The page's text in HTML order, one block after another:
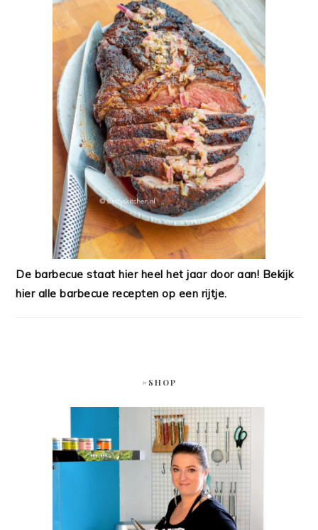
De barbecue staat hier heel het jaar door aan! Bekijk
hier alle barbecue recepten op een rijtje.
#SHOP